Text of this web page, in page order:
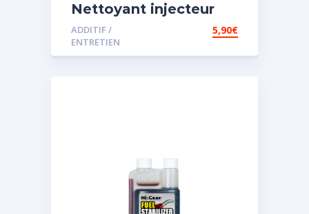
Nettoyant injecteur
diesel
ADDITIF /
ENTRETIEN
5,90€